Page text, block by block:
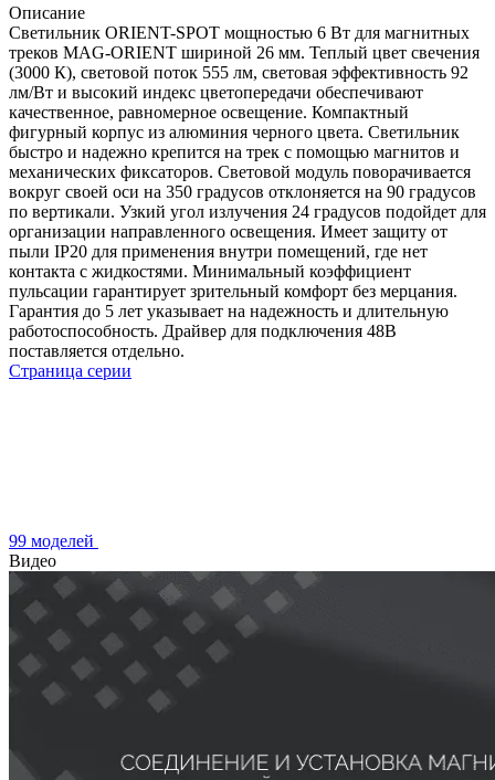
Описание
Светильник ORIENT-SPOT мощностью 6 Вт для магнитных
треков MAG-ORIENT шириной 26 мм. Теплый цвет свечения
(3000 К), световой поток 555 лм, световая эффективность 92
лм/Вт и высокий индекс цветопередачи обеспечивают
качественное, равномерное освещение. Компактный
фигурный корпус из алюминия черного цвета. Светильник
быстро и надежно крепится на трек с помощью магнитов и
механических фиксаторов. Световой модуль поворачивается
вокруг своей оси на 350 градусов отклоняется на 90 градусов
по вертикали. Узкий угол излучения 24 градусов подойдет для
организации направленного освещения. Имеет защиту от
пыли IP20 для применения внутри помещений, где нет
контакта с жидкостями. Минимальный коэффициент
пульсации гарантирует зрительный комфорт без мерцания.
Гарантия до 5 лет указывает на надежность и длительную
работоспособность. Драйвер для подключения 48В
поставляется отдельно.
Страница серии
99 моделей
Видео